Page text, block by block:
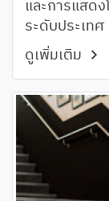
และการแสด
ระดับประเทศ
ดูเพิ่มเติม